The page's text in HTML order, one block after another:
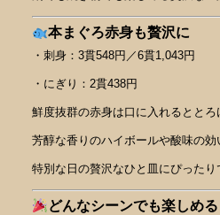
本まぐろ赤身も贅沢に
・刺身：3貫548円／6貫1,043円
・にぎり：2貫438円
鮮度抜群の赤身は口に入れるととろ
芳醇な香りのハイボールや酸味の
特別な日の贅沢なひと皿にぴったり
どんなシーンでも楽しめる